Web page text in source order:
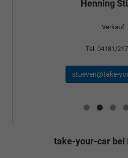
Henning
Verkauf
Tel. 04181/
stueven@take-
take-your-car bei